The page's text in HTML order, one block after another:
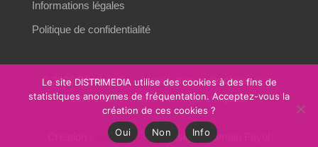
Informations légales
Politique de confidentialité
© 2026 Distrimedia – L’innovation technologique au
service des environnements critiques.
Alizés online– Design : Romain Fayol
Le site DISTRIMEDIA utilise des cookies à des fins de
statistiques anonymes de fréquentation. Acceptez-vous la
création de ces cookies ?
Oui
Non Info